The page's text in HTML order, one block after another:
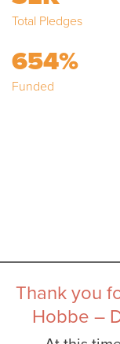
Total Pledges
654%
Funded
Thank you
Hobbe –